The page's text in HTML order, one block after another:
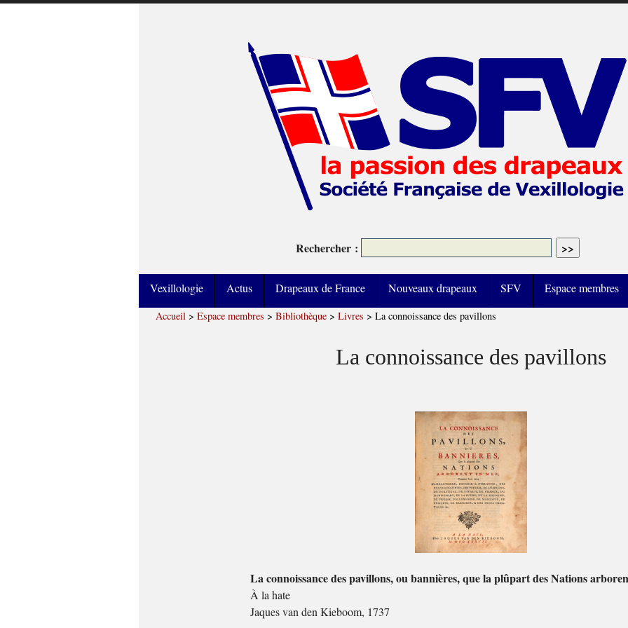
Rechercher :
Vexillologie Actus Drapeaux de France Nouveaux drapeaux SFV Espace membres
Accueil > Espace membres > Bibliothèque > Livres > La connoissance des pavillons
La connoissance des pavillons
La connoissance des pavillons, ou bannières, que la plûpart des Nations
À la hate
Jaques van den Kieboom, 1737